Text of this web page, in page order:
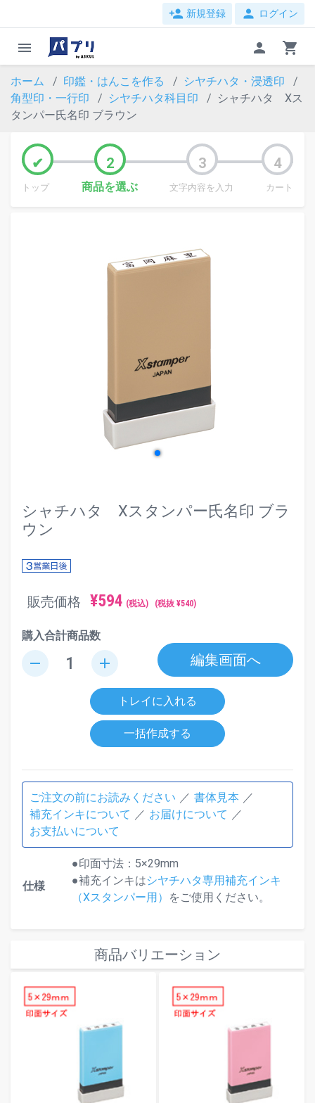
person_add 新規登録 person ログイン
menu person shopping_cart
ホーム 印鑑・はんこを作る
シヤチハタ・浸透印
角型印・一行印
シヤチハタ科目印
シャチハタ Xス
タンパー氏名印 ブラウン
トップ 商品を選ぶ 文字内容を入力 カート
シャチハタ Xスタンパー氏名印 ブラ
ウン
販売価格 ¥594 (税込) (税抜 ¥540)
購入合計商品数
remove add 編集画面へ
トレイに入れる
一括作成する
ご注文の前にお読みください
書体見本
補充インキについて
お届けについて
お支払いについて
仕様
●印面寸法：5×29mm
●補充インキはシヤチハタ専用補充インキ
（Xスタンパー用）
をご使用ください。
商品バリエーション